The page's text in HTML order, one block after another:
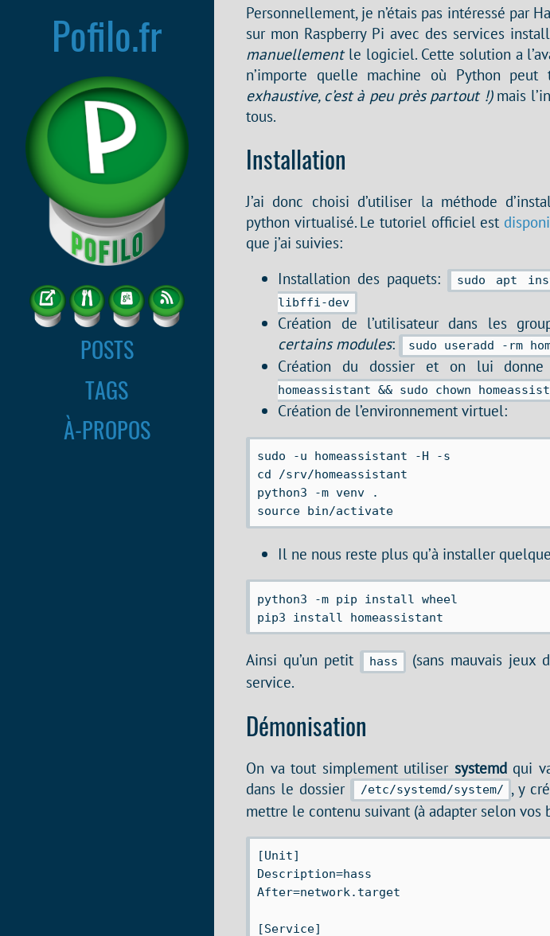
Pofilo.fr
POSTS
TAGS
À-PROPOS
Personnellement, je n’étais pas intéressé par
sur mon Raspberry Pi avec des services
manuellementle logiciel. Cette solution a
n’importe quelle machine où Python peut
exhaustive, c’est à peu près partout !)mais
tous.
Installation
J’ai donc choisi d’utiliser la méthode
python virtualisé. Le tutoriel officiel est
que j’ai suivies:
Installation des paquets:
sudo apt
libffi-dev
Création de l’utilisateur dans les
certains modules: sudo useradd -rm
Création du dossier et on lui
homeassistant && sudo chown
Création de l’environnement virtuel:
sudo -u homeassistant -H -s
cd /srv/homeassistant
python3 -m venv .
Il ne nous reste plus qu’à installer
python3 -m pip install wheel
Ainsi qu’un petit hass
(sans mauvais jeux
service.
Démonisation
On va tout simplement utiliser systemdqui
dans le dossier
/etc/systemd/system/ , y
mettre le contenu suivant (à adapter selon vos
[Unit]
Description=hass
After=network.target
[Service]